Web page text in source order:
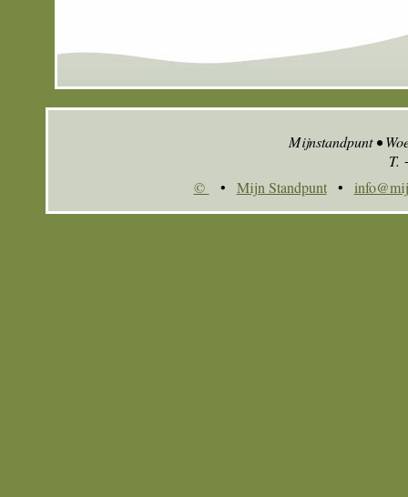
Mijnstandpunt •
T.
©
• Mijn Standpunt •